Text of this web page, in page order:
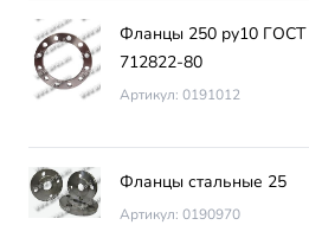
Фланцы 250 ру10 ГОСТ
712822-80
Артикул: 0191012
Фланцы стальные 25
Артикул: 0190970